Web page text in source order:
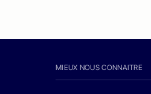
MIEUX NOUS CONNAITRE